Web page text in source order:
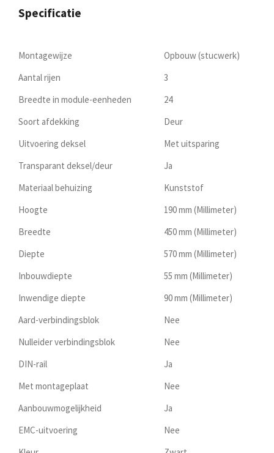
Specificatie
Montagewijze
Opbouw (stucwerk)
Aantal rijen
3
Breedte in module-eenheden
24
Soort afdekking
Deur
Uitvoering deksel
Met uitsparing
Transparant deksel/deur
Ja
Materiaal behuizing
Kunststof
Hoogte
190 mm (Millimeter)
Breedte
450 mm (Millimeter)
Diepte
570 mm (Millimeter)
Inbouwdiepte
55 mm (Millimeter)
Inwendige diepte
90 mm (Millimeter)
Aard-verbindingsblok
Nee
Nulleider verbindingsblok
Nee
DIN-rail
Ja
Met montageplaat
Nee
Aanbouwmogelijkheid
Ja
EMC-uitvoering
Nee